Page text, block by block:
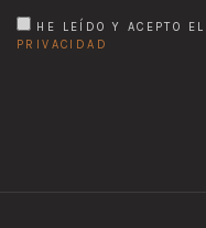
HE LEÍDO Y ACEPTO EL
PRIVACIDAD